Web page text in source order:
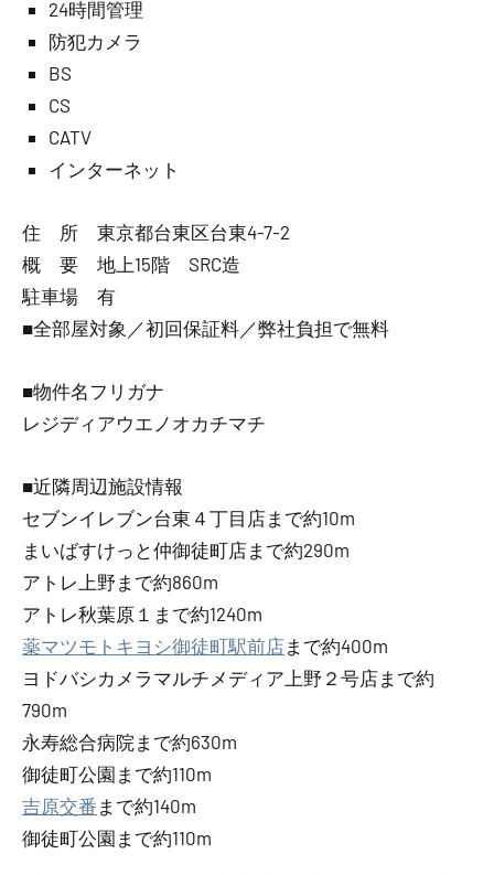
24時間管理
防犯カメラ
BS
CS
CATV
インターネット
住 所 東京都台東区台東4-7-2
概 要 地上15階 SRC造
駐車場 有
■全部屋対象／初回保証料／弊社負担で無料
■物件名フリガナ
レジディアウエノオカチマチ
■近隣周辺施設情報
セブンイレブン台東４丁目店まで約10m
まいばすけっと仲御徒町店まで約290m
アトレ上野まで約860m
アトレ秋葉原１まで約1240m
薬マツモトキヨシ御徒町駅前店まで約400m
ヨドバシカメラマルチメディア上野２号店まで約
790m
永寿総合病院まで約630m
御徒町公園まで約110m
吉原交番 まで約140m
御徒町公園まで約110m